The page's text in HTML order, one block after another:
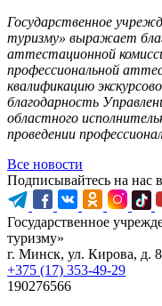
Государственное
туризму» выражает
аттестационной
профессиональной
квалификацию
благодарность
областного
проведении
Все новости
Подписывайтесь на нас
Государственное
туризму»
г. Минск, ул. Кирова, д.
+375 (17) 353-49-29
190276566